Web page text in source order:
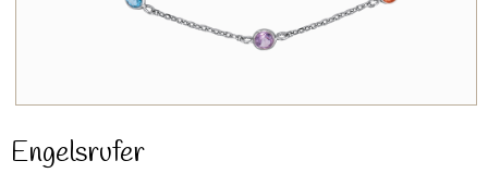
Engelsrufer